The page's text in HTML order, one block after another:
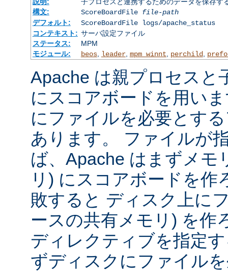
構文:
ScoreBoardFile file-path
デフォルト:
ScoreBoardFile logs/apache_status
コンテキスト: サーバ設定ファイル
ステータス:
MPM
モジュール:
beos, leader, mpm_winnt perchild,
Apache は親プロセスと
にスコアボードを用い
にファイルを必要とす
あります。 ファイルが
ば、Apache はまずメモ
リ) にスコアボードを作
敗すると ディスク上に
ースの共有メモリ) を作
ディレクティブを指定
ずディスクにファイル